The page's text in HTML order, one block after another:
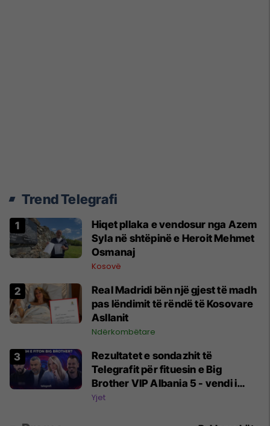
Trend Telegrafi
Hiqet pllaka e vendosur nga Azem
Syla në shtëpinë e Heroit Mehmet
Osmanaj
Kosovë
Real Madridi bën një gjest të madh
pas lëndimit të rëndë të Kosovare
Asllanit
Ndërkombëtare
Rezultatet e sondazhit të
Telegrafit për fituesin e Big
Brother VIP Albania 5 - vendi i
parë prin me 56 për qind
Yjet